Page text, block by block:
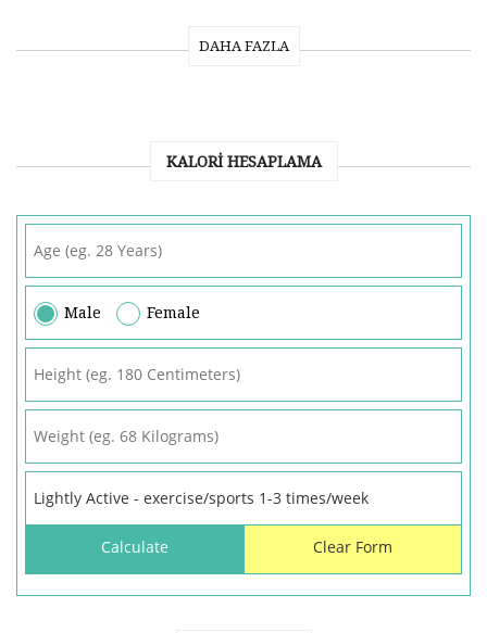
DAHA FAZLA
KALORI HESAPLAMA
Male Female